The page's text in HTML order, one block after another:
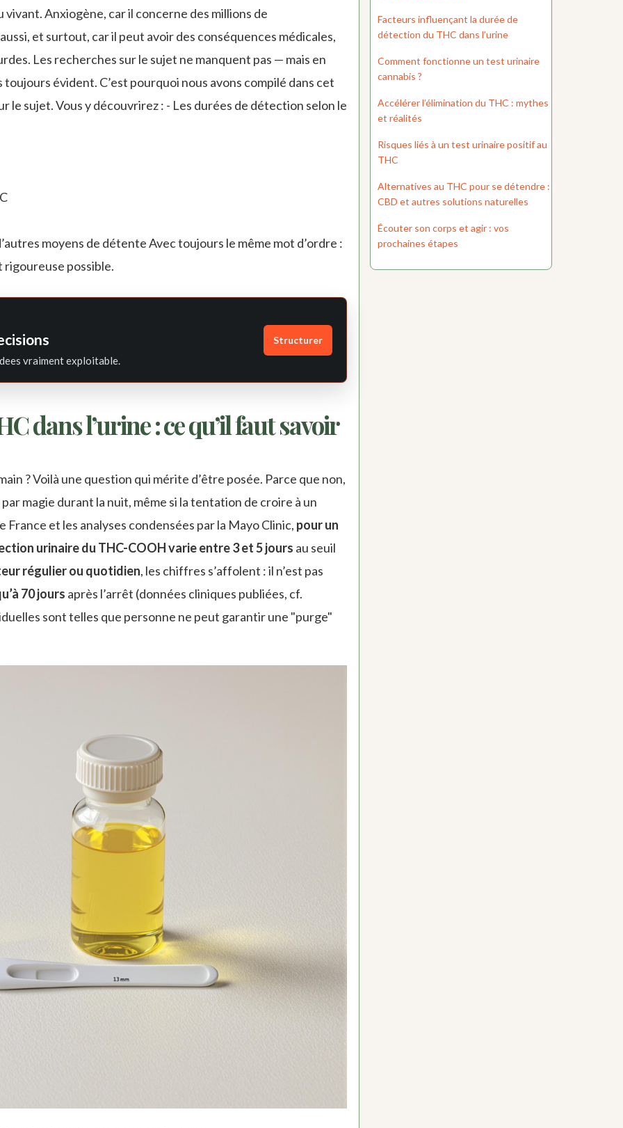
Anxiogène, car il concerne des millions de
et surtout, car il peut avoir des conséquences médicales,
Les recherches sur le sujet ne manquent pas — mais en
évident. C’est pourquoi nous avons compilé dans cet
sujet. Vous y découvrirez : - Les durées de détection selon le
moyens de détente Avec toujours le même mot d’ordre :
possible.
vraiment exploitable.
Structurer
dans l’urine : ce qu’il faut savoir
? Voilà une question qui mérite d’être posée. Parce que non,
magie durant la nuit, même si la tentation de croire à un
et les analyses condensées par la Mayo Clinic, pour un
urinaire du THC-COOH varie entre 3 et 5 jours au seuil
régulier ou quotidien, les chiffres s’affolent : il n’est pas
70 jours après l’arrêt (données cliniques publiées, cf.
sont telles que personne ne peut garantir une "purge"
Facteurs influençant la durée de
détection du THC dans l’urine
Comment fonctionne un test urinaire
cannabis ?
Accélérer l’élimination du THC : mythes
et réalités
Risques liés à un test urinaire positif au
THC
Alternatives au THC pour se détendre :
CBD et autres solutions naturelles
Écouter son corps et agir : vos
prochaines étapes